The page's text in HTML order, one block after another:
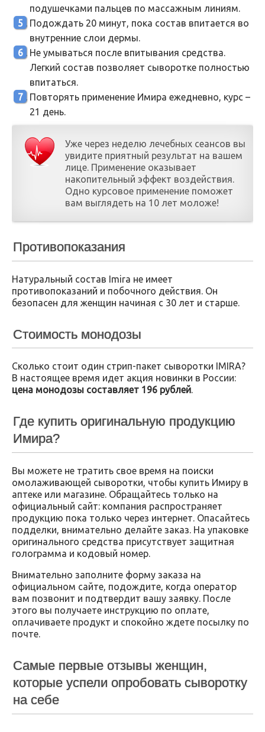
подушечками пальцев по массажным линиям.
Подождать 20 минут, пока состав впитается во
внутренние слои дермы.
Не умываться после впитывания средства.
Легкий состав позволяет сыворотке полностью
впитаться.
Повторять применение Имира ежедневно, курс –
21 день.
Уже через неделю лечебных сеансов вы
увидите приятный результат на вашем
лице. Применение оказывает
накопительный эффект воздействия.
Одно курсовое применение поможет
вам выглядеть на 10 лет моложе!
Противопоказания
Натуральный состав Imira не имеет
противопоказаний и побочного действия. Он
безопасен для женщин начиная с 30 лет и старше.
Стоимость монодозы
Сколько стоит один стрип-пакет сыворотки IMIRA?
В настоящее время идет акция новинки в России:
цена монодозы составляет 196 рублей.
Где купить оригинальную продукцию
Имира?
Вы можете не тратить свое время на поиски
омолаживающей сыворотки, чтобы купить Имиру в
аптеке или магазине. Обращайтесь только на
официальный сайт: компания распространяет
продукцию пока только через интернет. Опасайтесь
подделки, внимательно делайте заказ. На упаковке
оригинального средства присутствует защитная
голограмма и кодовый номер.
Внимательно заполните форму заказа на
официальном сайте, подождите, когда оператор
вам позвонит и подтвердит вашу заявку. После
этого вы получаете инструкцию по оплате,
оплачиваете продукт и спокойно ждете посылку по
почте.
Самые первые отзывы женщин,
которые успели опробовать сыворотку
на себе